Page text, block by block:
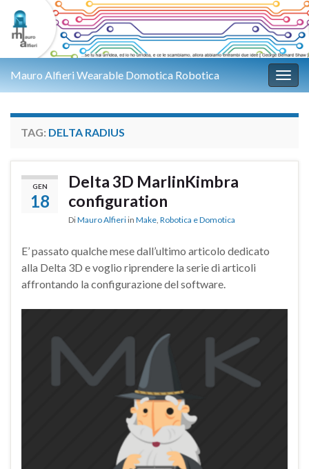
Mauro Alfieri Wearable Domotica Robotica
TAG: DELTA RADIUS
GEN
18
Delta 3D MarlinKimbra
configuration
DiMauro Alfieri in Make, Robotica e Domotica
E’ passato qualche mese dall’ultimo articolo dedicato
alla Delta 3D e voglio riprendere la serie di articoli
affrontando la configurazione del software.